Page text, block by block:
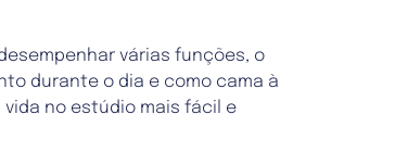
várias funções, o
durante o dia e como cama à
no estúdio mais fácil e